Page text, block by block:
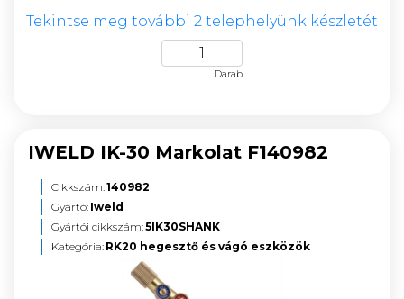
Tekintse meg további 2 telephelyünk készletét
Darab
IWELD IK-30 Markolat F140982
Cikkszám:140982
Gyártó: Iweld
Gyártói cikkszám:5IK30SHANK
Kategória: RK20 hegesztő és vágó eszközök